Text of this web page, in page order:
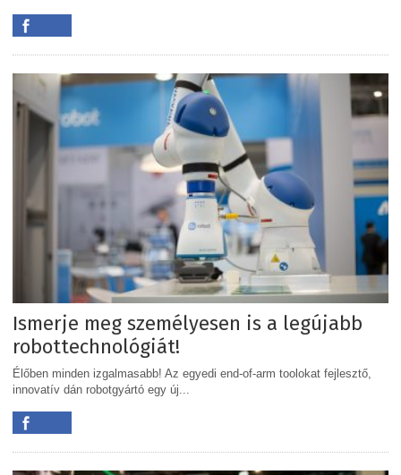
Ismerje meg személyesen is a legújabb
robottechnológiát!
Élőben minden izgalmasabb! Az egyedi end-of-arm toolokat fejlesztő,
innovatív dán robotgyártó egy új...